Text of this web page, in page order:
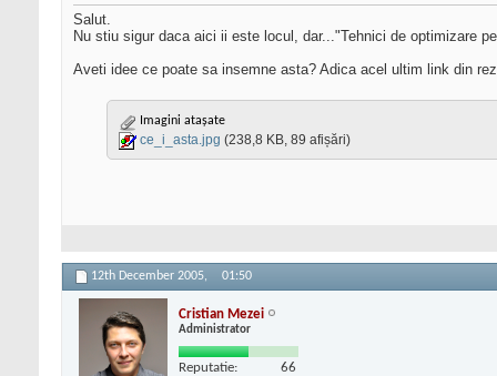
Salut.
Nu stiu sigur daca aici ii este locul, dar..."Tehnici de optimizare
Aveti idee ce poate sa insemne asta? Adica acel ultim link din
Imagini atașate
ce_i_asta.jpg (238,8 KB, 89 afișări)
12th December 2005, 01:50
Cristian Mezei
Administrator
Reputatie: 66